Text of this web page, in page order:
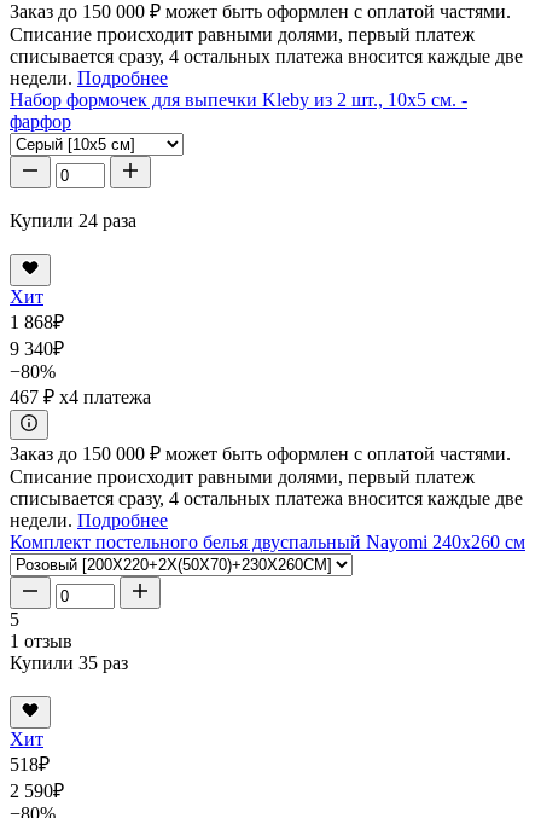
Заказ до 150 000 ₽ может быть оформлен с оплатой частями.
Списание происходит равными долями, первый платеж
списывается сразу, 4 остальных платежа вносится каждые две
недели. Подробнее
Набор формочек для выпечки Kleby из 2 шт., 10x5 см. -
фарфор
Купили 24 раза
Хит
1 868₽
9 340₽
−80%
467 ₽ x4 платежа
Заказ до 150 000 ₽ может быть оформлен с оплатой частями.
Списание происходит равными долями, первый платеж
списывается сразу, 4 остальных платежа вносится каждые две
недели. Подробнее
Комплект постельного белья двуспальный Nayomi 240x260 см
5
1 отзыв
Купили 35 раз
Хит
518₽
2 590₽